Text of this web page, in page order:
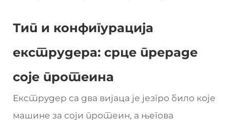
Тип и конфигурација
екструдера: срце прераде
соје протеина
Екструдер са два вијаца је језгро било које
машине за соји протеин, а његова